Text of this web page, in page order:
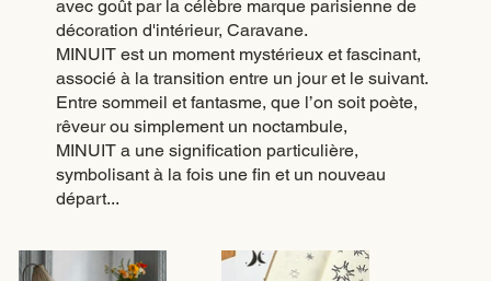
avec goût par la célèbre marque parisienne de
décoration d'intérieur, Caravane.
MINUIT est un moment mystérieux et fascinant,
associé à la transition entre un jour et le suivant.
Entre sommeil et fantasme, que l’on soit poète,
rêveur ou simplement un noctambule,
MINUIT a une signification particulière,
symbolisant à la fois une fin et un nouveau
départ...